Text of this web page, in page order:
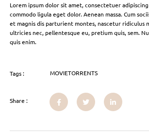
Lorem ipsum dolor sit amet, consectetuer
commodo ligula eget dolor. Aenean massa. Cum
et magnis dis parturient montes, nascetur ridiculus
ultricies nec, pellentesque eu, pretium quis, sem.
quis enim.
Tags : MOVIETORRENTS
Share :